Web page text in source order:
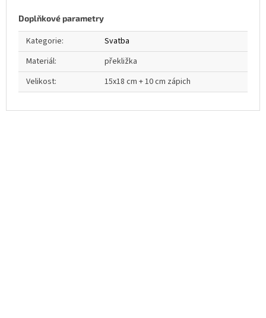
Doplňkové parametry
Kategorie:
Svatba
Materiál:
překližka
Velikost: 15x18 cm + 10 cm zápich